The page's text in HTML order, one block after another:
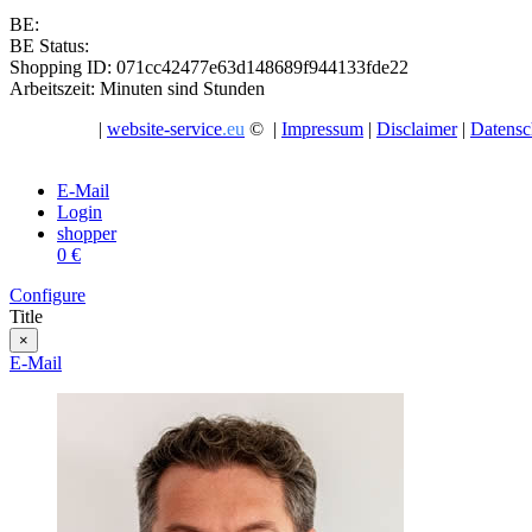
BE:
BE Status:
Shopping ID: 071cc42477e63d148689f944133fde22
Arbeitszeit: Minuten sind Stunden
| website-service.eu © | Impressum | Disclaimer|
E-Mail
Login
shopper
0 €
Configure
Title
×
E-Mail